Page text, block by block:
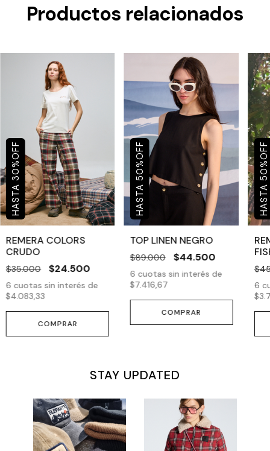
Productos relacionados
30
%
OFF
REMERA COLORS
CRUDO
$35.000 $24.500
6 cuotas sin interés de
$4.083,33
COMPRAR
50
%
OFF
TOP LINEN NEGRO
$89.000 $44.500
6 cuotas sin interés de
$7.416,67
COMPRAR
50
%
OFF
6
STAY UPDATED